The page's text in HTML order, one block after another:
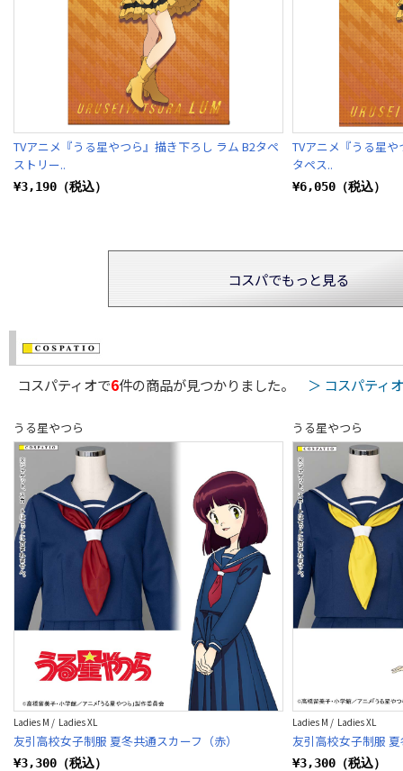
TVアニメ『うる星やつら』描き下ろし ラム B2タペ
ストリー..
¥3,190（税込）
TVアニメ『うる星
タペス..
¥6,050（税込）
コスパでもっと見る
コスパティオで6件の商品が見つかりました。 ＞ コスパティ
うる星やつら
Ladies M / Ladies XL
友引高校女子制服 夏冬共通スカーフ（赤）
¥3,300（税込）
うる星やつら
Ladies M / Ladies XL
友引高校女子制服
¥3,300（税込）